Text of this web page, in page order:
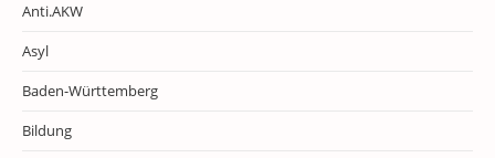
Anti.AKW
Asyl
Baden-Württemberg
Bildung